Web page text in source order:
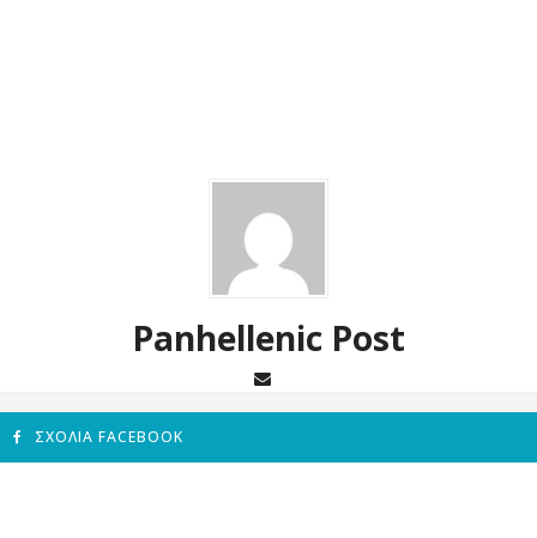
Panhellenic Post
ΣΧΌΛΙΑ FACEBOOK